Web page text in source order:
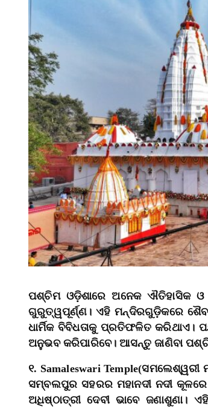
ପଶ୍ଚିମ ଓଡ଼ିଶାରେ ଅନେକ ଐତିହାସିକ ଓ
ଗୁରୁତ୍ୱପୂର୍ଣ୍ଣ। ଏହି ମନ୍ଦିରଗୁଡ଼ିକରେ
ଧାର୍ମିକ ବିବିଧତାକୁ ପ୍ରତିଫଳିତ
ଅନୁଭବ କରିପାରିବେ। ଆସନ୍ତୁ ଜାଣିବା
୧. Samaleswari Temple(ସମଲେଶ୍ୱରୀ
ସମ୍ବଲପୁର ସହରର ମହାନଦୀ ନଦୀ
ଅଧିଷ୍ଠାତ୍ରୀ ଦେବୀ ଭାବେ